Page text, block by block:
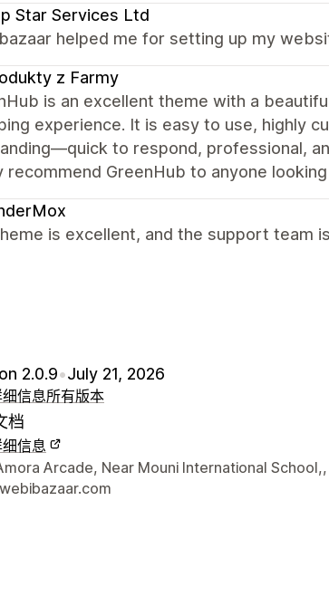
Star Services Ltd
helped me for setting up my
z Farmy
is an excellent theme with a
experience. It is easy to use, highly
to respond, professional,
recommend GreenHub to anyone
is excellent, and the support team
2.0.9•July 21, 2026
信息所有版本
档
信息
系方式Arcade, Near Mouni International